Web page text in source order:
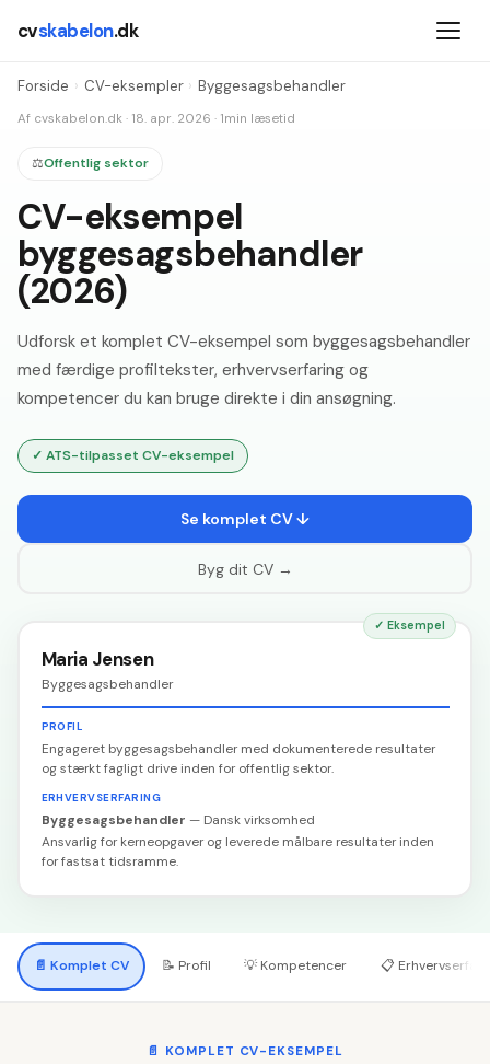
cvskabelon.dk
Forside › CV-eksempler › Byggesagsbehandler
Af cvskabelon.dk · 18. apr. 2026 · 1min læsetid
⚖️Offentlig sektor
CV-eksempel
byggesagsbehandler
(2026)
Udforsk et komplet CV-eksempel som byggesagsbehandler
med færdige profiltekster, erhvervserfaring og
kompetencer du kan bruge direkte i din ansøgning.
✓ ATS-tilpasset CV-eksempel
Se komplet CV ↓
Byg dit CV →
✓ Eksempel
Maria Jensen
Byggesagsbehandler
PROFIL
Engageret byggesagsbehandler med dokumenterede resultater
og stærkt fagligt drive inden for offentlig sektor.
ERHVERVSERFARING
Byggesagsbehandler — Dansk virksomhed
Ansvarlig for kerneopgaver og leverede målbare resultater inden
for fastsat tidsramme.
📄 Komplet CV 📝 Profil 💡 Kompetencer 📋
📄 KOMPLET CV-EKSEMPEL